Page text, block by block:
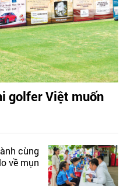
golfer Việt muốn
cùng
về mụn